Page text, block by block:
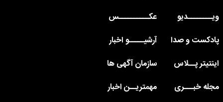
ویــــــــدیو
عکــــــــــس
پادکست و صدا
آرشیـــــو اخبار
اینتیتر پــلاس
سازمان آگهی ها
مجله خبـــری
مهمتریــن اخبار